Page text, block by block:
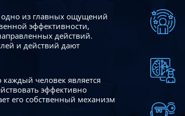
из главных ощущений
эффективности,
действий.
и действий дают
человек является
эффективно
его собственный механизм